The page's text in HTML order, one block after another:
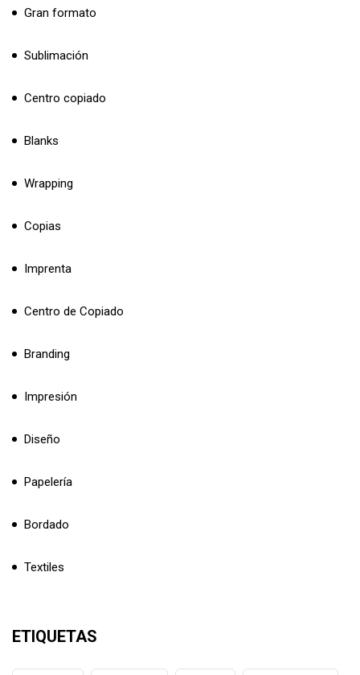
Gran formato
Sublimación
Centro copiado
Blanks
Wrapping
Copias
Imprenta
Centro de Copiado
Branding
Impresión
Diseño
Papelería
Bordado
Textiles
ETIQUETAS